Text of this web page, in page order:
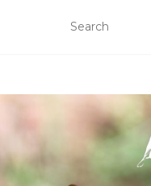
LA NAVIGATION